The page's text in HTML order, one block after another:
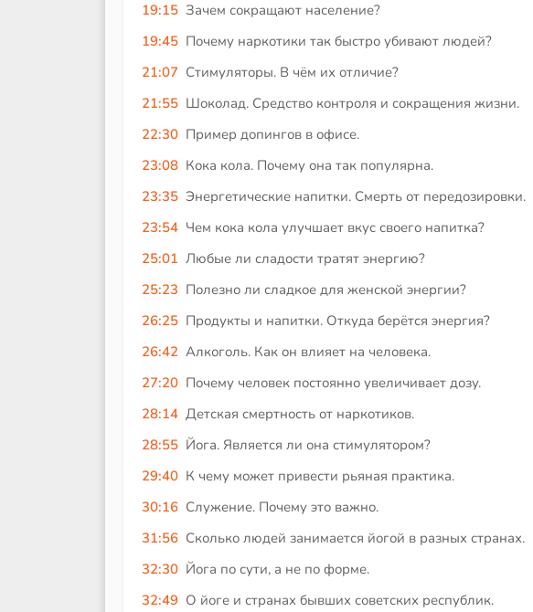
19:15 Зачем сокращают население?
19:45 Почему наркотики так быстро убивают людей?
21:07 Стимуляторы. В чём их отличие?
21:55 Шоколад. Средство контроля и сокращения жизни.
22:30 Пример допингов в офисе.
23:08 Кока кола. Почему она так популярна.
23:35 Энергетические напитки. Смерть от передозировки.
23:54 Чем кока кола улучшает вкус своего напитка?
25:01 Любые ли сладости тратят энергию?
25:23 Полезно ли сладкое для женской энергии?
26:25 Продукты и напитки. Откуда берётся энергия?
26:42 Алкоголь. Как он влияет на человека.
27:20 Почему человек постоянно увеличивает дозу.
28:14 Детская смертность от наркотиков.
28:55 Йога. Является ли она стимулятором?
29:40 К чему может привести рьяная практика.
30:16 Служение. Почему это важно.
31:56 Сколько людей занимается йогой в разных странах.
32:30 Йога по сути, а не по форме.
32:49 О йоге и странах бывших советских республик.